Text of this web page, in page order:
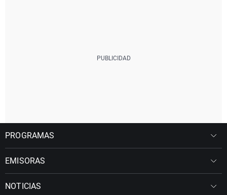
PROGRAMAS
EMISORAS
NOTICIAS